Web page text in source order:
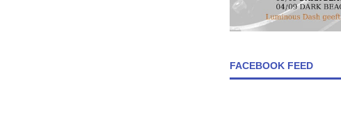
FACEBOOK FEED